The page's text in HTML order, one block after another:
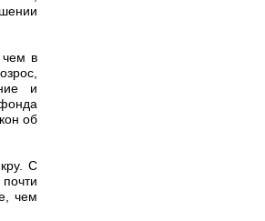
чем в
и
об
С
чем